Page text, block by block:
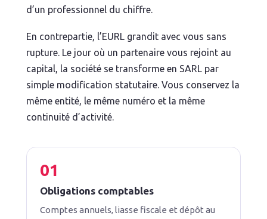
d’un professionnel du chiffre.
En contrepartie, l’EURL grandit avec vous sans
rupture. Le jour où un partenaire vous rejoint au
capital, la société se transforme en SARL par
simple modification statutaire. Vous conservez la
même entité, le même numéro et la même
continuité d’activité.
Obligations comptables
Comptes annuels, liasse fiscale et dépôt au